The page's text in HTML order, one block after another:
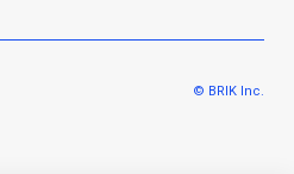
© BRIK Inc.